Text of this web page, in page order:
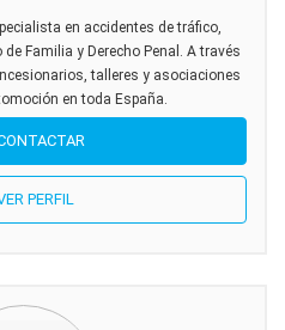
en accidentes de tráfico,
Familia y Derecho Penal. A través
talleres y asociaciones
en toda España.
PERFIL